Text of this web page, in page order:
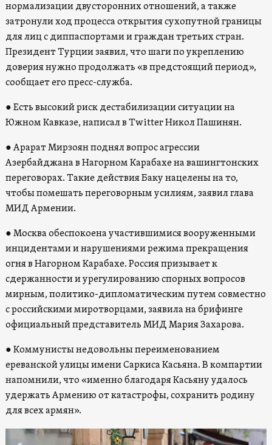
нормализации двусторонних отношений, а также
затронули ход процесса открытия сухопутной границы
для лиц с диппаспортами и граждан третьих стран.
Президент Турции заявил, что шаги по укреплению
доверия нужно продолжать «в предстоящий период»,
сообщает его пресс-служба.
● Есть высокий риск дестабилизации ситуации на
Южном Кавказе, написал в Twitter Никол Пашинян.
● Арарат Мирзоян поднял вопрос агрессии
Азербайджана в Нагорном Карабахе на вашингтонских
переговорах. Такие действия Баку нацелены на то,
чтобы помешать переговорным усилиям, заявил глава
МИД Армении.
● Москва обеспокоена участившимися вооруженными
инцидентами и нарушениями режима прекращения
огня в Нагорном Карабахе. Россия призывает к
сдержанности и урегулированию спорных вопросов
мирным, политико-дипломатическим путем совместно
с российскими миротворцами, заявила на брифинге
официальный представитель МИД Мария Захарова.
● Коммунисты недовольны переименованием
ереванской улицы имени Саркиса Касьяна. В компартии
напомнили, что «именно благодаря Касьяну удалось
удержать Армению от катастрофы, сохранить родину
для всех армян».